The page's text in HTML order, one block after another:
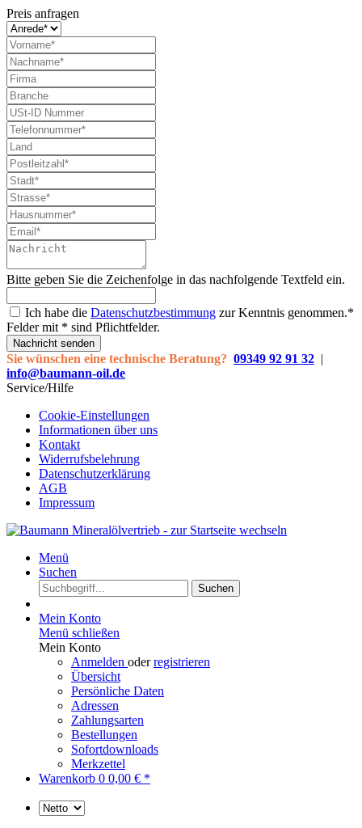
Preis anfragen
Bitte geben Sie die Zeichenfolge in das nachfolgende Textfeld ein.
Ich habe die Datenschutzbestimmung zur Kenntnis genommen.*
Felder mit * sind Pflichtfelder.
Nachricht senden
Sie wünschen eine technische Beratung? 09349 92 91 32 |
info@baumann-oil.de
Service/Hilfe
Cookie-Einstellungen
Informationen über uns
Kontakt
Widerrufsbelehrung
Datenschutzerklärung
AGB
Impressum
Menü
Suchen
Suchen
Mein Konto
Menü schließen
Mein Konto
Anmelden oderregistrieren
Übersicht
Persönliche Daten
Adressen
Zahlungsarten
Bestellungen
Sofortdownloads
Merkzettel
Warenkorb 0 0,00 € *